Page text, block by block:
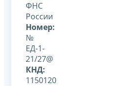
ФНС
России
Номер:
№
ЕД-1-
21/27@
КНД:
1150120